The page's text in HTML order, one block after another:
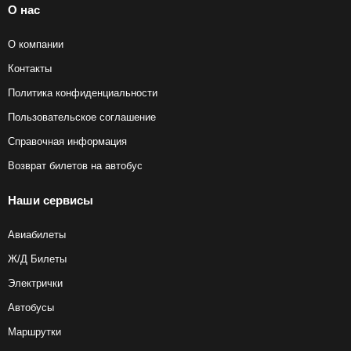
О нас
О компании
Контакты
Политика конфиденциальности
Пользовательское соглашение
Справочная информация
Возврат билетов на автобус
Наши сервисы
Авиабилеты
Ж/Д Билеты
Электрички
Автобусы
Маршрутки